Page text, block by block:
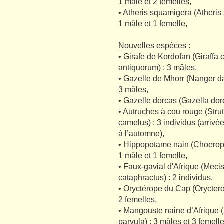
• Atheris squamigera
1 mâle et 1 femelle,
Nouvelles espèces :
• Girafe de Kordofan (Giraffa
antiquorum) : 3 mâles,
• Gazelle de Mhorr (Nanger
3 mâles,
• Gazelle dorcas (Gazella
• Autruches à cou rouge
camelus) : 3 individus
à l’automne),
• Hippopotame nain
1 mâle et 1 femelle,
• Faux-gavial d'Afrique
cataphractus) : 2 individus,
• Oryctérope du Cap
2 femelles,
• Mangouste naine d’Afrique
parvula) : 3 mâles et 3